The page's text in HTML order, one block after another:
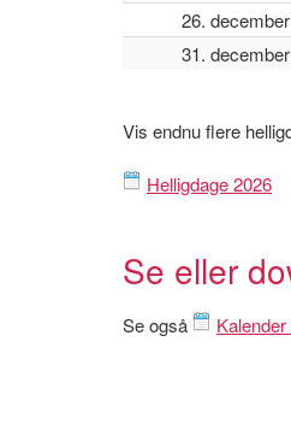
26.
31.
Vis endnu flere
Helligdage 2026
Se eller
Se også